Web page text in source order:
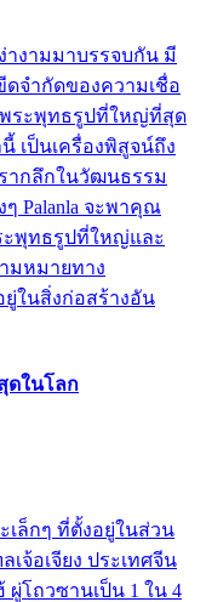
งามมาบรรจบกัน มี
จำกัดของความเชื่อ
ระพุทธรูปที่ใหญ่ที่สุด
เป็นเครื่องพิสูจน์ถึง
ากลึกในวัฒนธรรม
Palanla จะพาคุณ
ะพุทธรูปที่ใหญ่และ
มหมายทาง
ในสิ่งก่อสร้างอัน
ดในโลก
เล็กๆ ที่ตั้งอยู่ในส่วน
จ้อเจียง ประเทศจีน
ผู่โถวซานเป็น 1 ใน 4